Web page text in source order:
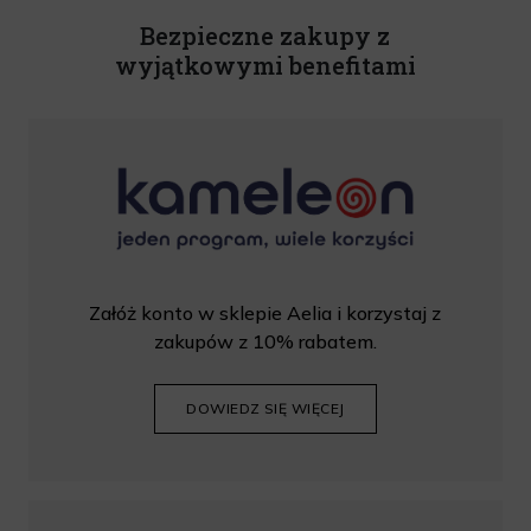
Bezpieczne zakupy z
wyjątkowymi benefitami
Załóż konto w sklepie Aelia i korzystaj z
zakupów z 10% rabatem.
DOWIEDZ SIĘ WIĘCEJ